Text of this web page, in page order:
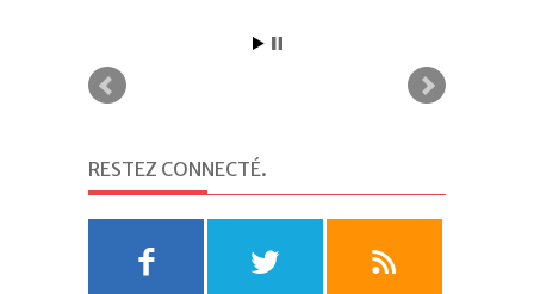
RESTEZ CONNECTÉ.